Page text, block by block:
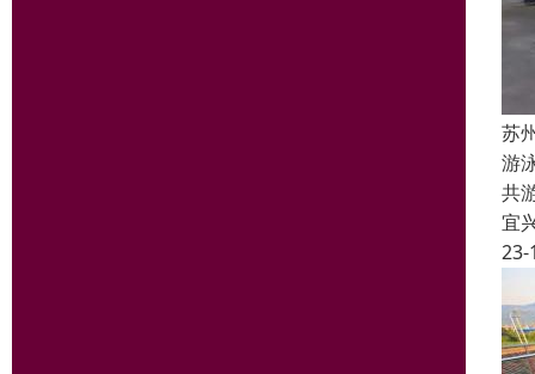
苏
游
共
宜
23-